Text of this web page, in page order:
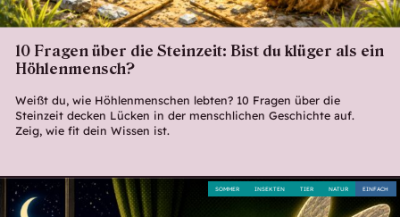
10 Fragen über die Steinzeit: Bist du klüger als ein
Höhlenmensch?
Weißt du, wie Höhlenmenschen lebten? 10 Fragen über die
Steinzeit decken Lücken in der menschlichen Geschichte auf.
Zeig, wie fit dein Wissen ist.
EINFACH
NATUR
TIER
INSEKTEN
SOMMER